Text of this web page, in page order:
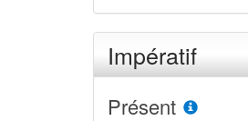
Impératif
Présent